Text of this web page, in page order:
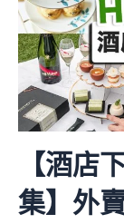
【酒店
集】外